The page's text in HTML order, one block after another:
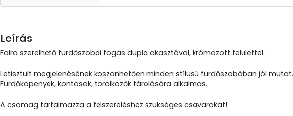
Leírás
Falra szerelhető fürdőszobai fogas dupla akasztóval, krómozott felülettel.
Letisztult megjelenésének köszönhetően minden stílusú fürdőszobában jól mutat.
Fürdőköpenyek, köntösök, törölközők tárolására alkalmas.
A csomag tartalmazza a felszereléshez szükséges csavarokat!